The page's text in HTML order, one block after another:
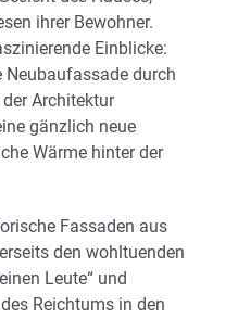
ihrer Bewohner.
Einblicke:
Neubaufassade durch
Architektur
gänzlich neue
Wärme hinter der
Fassaden aus
den wohltuenden
Leute“ und
Reichtums in den